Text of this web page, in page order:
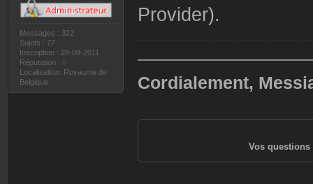
Messages : 322
Sujets : 77
Inscription : 28-08-2011
Réputation :
Localisation: Royaume de
Belgique
Provider).
Cordialement,
Vos questions